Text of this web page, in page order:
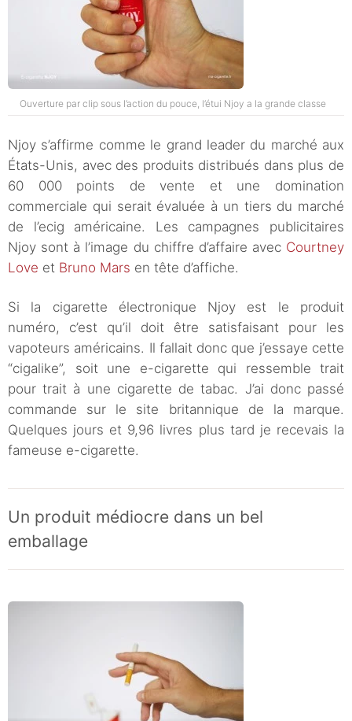
Ouverture par clip sous l’action du pouce, l’étui Njoy a la grande classe
Njoy s’affirme comme le grand leader du marché aux
États-Unis, avec des produits distribués dans plus de
60 000 points de vente et une domination
commerciale qui serait évaluée à un tiers du marché
de l’ecig américaine. Les campagnes publicitaires
Njoy sont à l’image du chiffre d’affaire avec Courtney
Love et Bruno Mars en tête d’affiche.
Si la cigarette électronique Njoy est le produit
numéro, c’est qu’il doit être satisfaisant pour les
vapoteurs américains. Il fallait donc que j’essaye cette
“cigalike”, soit une e-cigarette qui ressemble trait
pour trait à une cigarette de tabac. J’ai donc passé
commande sur le site britannique de la marque.
Quelques jours et 9,96 livres plus tard je recevais la
fameuse e-cigarette.
Un produit médiocre dans un bel
emballage